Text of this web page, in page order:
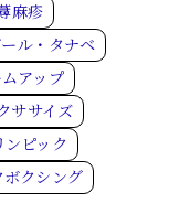
麻疹
ル・タナベ
アップ
ササイズ
ンピック
ボクシング